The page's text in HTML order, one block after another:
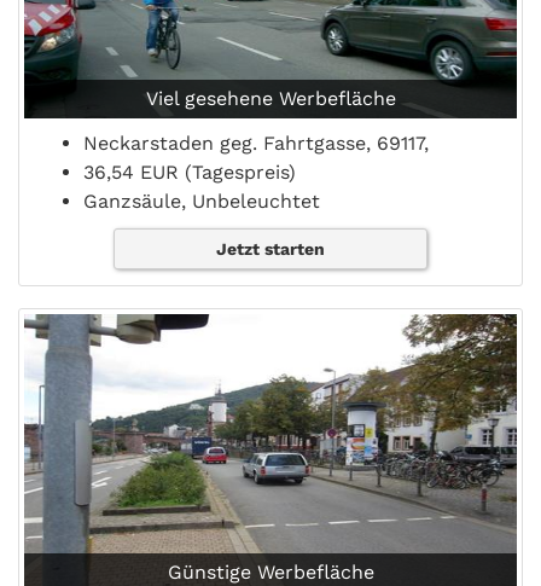
Viel gesehene Werbefläche
Neckarstaden geg. Fahrtgasse, 69117,
36,54 EUR (Tagespreis)
Ganzsäule, Unbeleuchtet
Jetzt starten
Günstige Werbefläche